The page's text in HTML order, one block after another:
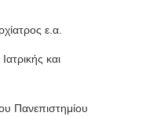
ε.α.
και
Πανεπιστημίου